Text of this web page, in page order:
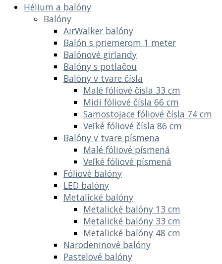
Hélium a balóny
Balóny
AirWalker balóny
Balón s priemerom 1 meter
Balónové girlandy
Balóny s potlačou
Balóny v tvare čísla
Malé fóliové čísla 33 cm
Midi fóliové čísla 66 cm
Samostojace fóliové čísla 74 cm
Veľké fóliové čísla 86 cm
Balóny v tvare písmena
Malé fóliové písmená
Veľké fóliové písmená
Fóliové balóny
LED balóny
Metalické balóny
Metalické balóny 13 cm
Metalické balóny 33 cm
Metalické balóny 48 cm
Narodeninové balóny
Pastelové balóny